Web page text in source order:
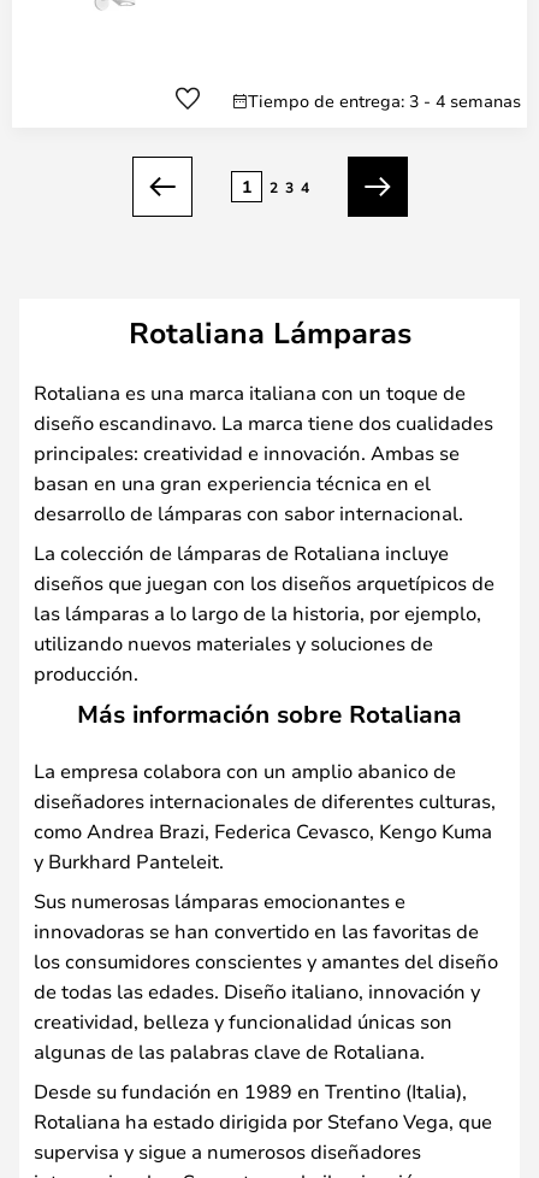
Tiempo de entrega: 3 - 4 semanas
Anterior
1 2 3 4
Siguiente
Rotaliana Lámparas
Rotaliana es una marca italiana con un toque de
diseño escandinavo. La marca tiene dos cualidades
principales: creatividad e innovación. Ambas se
basan en una gran experiencia técnica en el
desarrollo de lámparas con sabor internacional.
La colección de lámparas de Rotaliana incluye
diseños que juegan con los diseños arquetípicos de
las lámparas a lo largo de la historia, por ejemplo,
utilizando nuevos materiales y soluciones de
producción.
Más información sobre Rotaliana
La empresa colabora con un amplio abanico de
diseñadores internacionales de diferentes culturas,
como Andrea Brazi, Federica Cevasco, Kengo Kuma
y Burkhard Panteleit.
Sus numerosas lámparas emocionantes e
innovadoras se han convertido en las favoritas de
los consumidores conscientes y amantes del diseño
de todas las edades. Diseño italiano, innovación y
creatividad, belleza y funcionalidad únicas son
algunas de las palabras clave de Rotaliana.
Desde su fundación en 1989 en Trentino (Italia),
Rotaliana ha estado dirigida por Stefano Vega, que
supervisa y sigue a numerosos diseñadores